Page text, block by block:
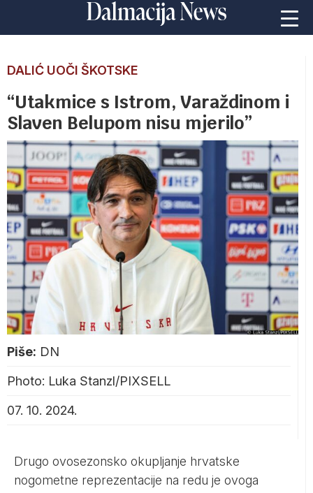
DALIĆ UOČI ŠKOTSKE
“Utakmice s Istrom, Varaždinom i
Slaven Belupom nisu mjerilo”
Piše: DN
Photo: Luka Stanzl/PIXSELL
07. 10. 2024.
Drugo ovosezonsko okupljanje hrvatske
nogometne reprezentacije na redu je ovoga